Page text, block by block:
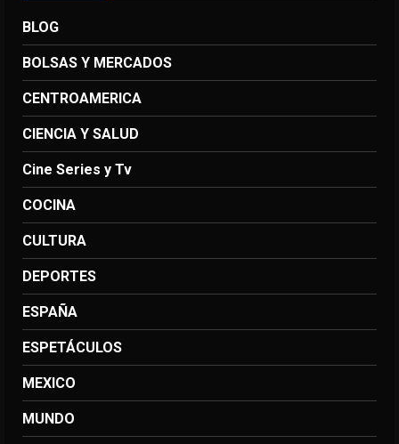
BLOG
BOLSAS Y MERCADOS
CENTROAMERICA
CIENCIA Y SALUD
Cine Series y Tv
COCINA
CULTURA
DEPORTES
ESPAÑA
ESPETÁCULOS
MEXICO
MUNDO